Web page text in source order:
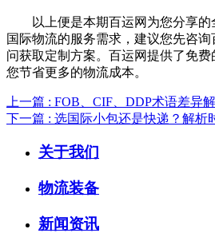
以上便是本期百运网为您分享的
国际物流的服务需求，建议您先咨
问获取定制方案。百运网提供了免
您节省更多的物流成本。
上一篇 : FOB、CIF、DDP术语差异
下一篇 : 选国际小包还是快递？解析
关于我们
物流装备
新闻资讯